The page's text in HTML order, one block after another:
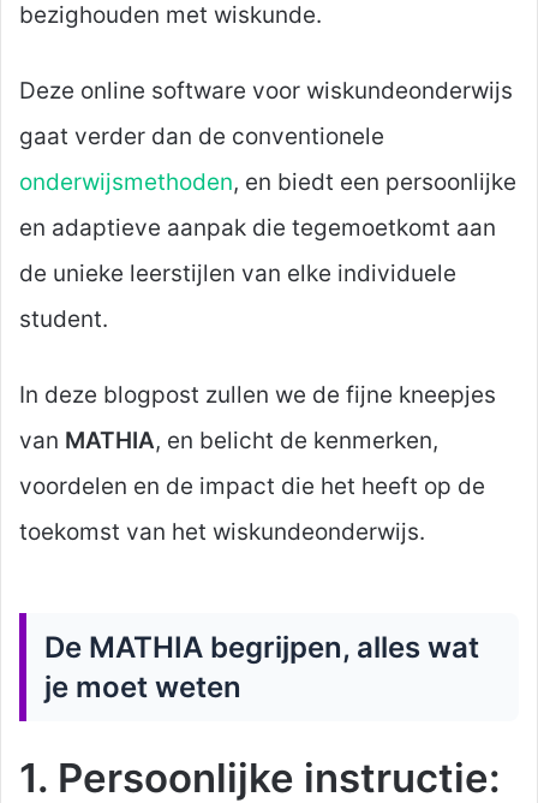
bezighouden met wiskunde.
Deze online software voor wiskundeonderwijs
gaat verder dan de conventionele
onderwijsmethoden, en biedt een persoonlijke
en adaptieve aanpak die tegemoetkomt aan
de unieke leerstijlen van elke individuele
student.
In deze blogpost zullen we de fijne kneepjes
van MATHIA, en belicht de kenmerken,
voordelen en de impact die het heeft op de
toekomst van het wiskundeonderwijs.
De MATHIA begrijpen, alles wat
je moet weten
1. Persoonlijke instructie: